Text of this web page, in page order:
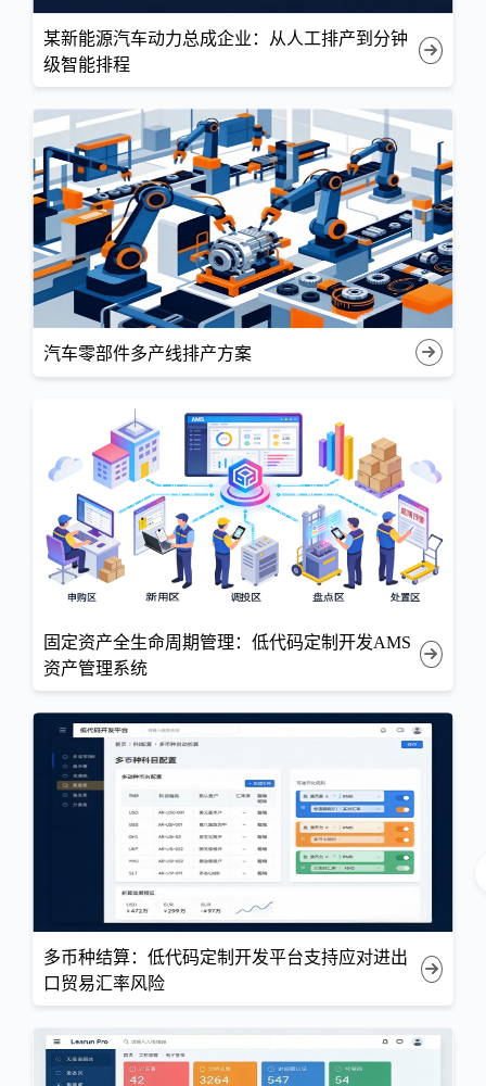
某新能源汽车动力总成企业：从人工排产到分钟
级智能排程
汽车零部件多产线排产方案
固定资产全生命周期管理：低代码定制开发AMS
资产管理系统
多币种结算：低代码定制开发平台支持应对进出
口贸易汇率风险